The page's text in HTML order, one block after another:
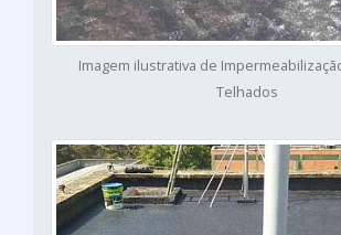
Imagem ilustrativa de
Telhados